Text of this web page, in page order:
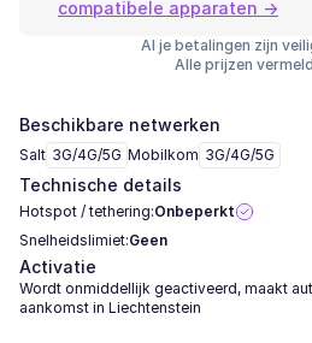
compatibele apparaten →
Al je betalingen zijn
Alle prijzen
Beschikbare netwerken
Salt 3G/4G/5G Mobilkom 3G/4G/5G
Technische details
Hotspot / tethering:Onbeperkt
Snelheidslimiet:Geen
Activatie
Wordt onmiddellijk geactiveerd, maakt
aankomst in Liechtenstein